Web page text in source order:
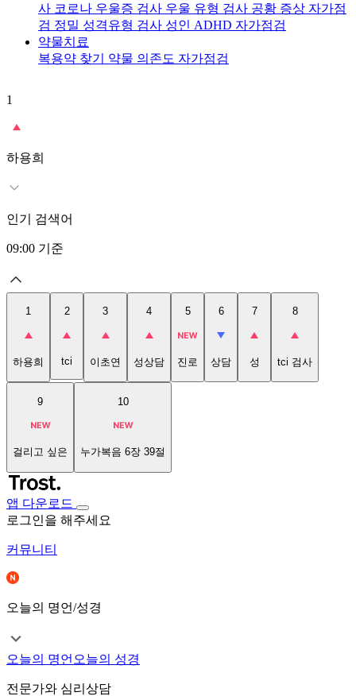
사 코로나 우울증 검사 우울 유형 검사 공황 증상 자가점
검 정밀 성격유형 검사 성인 ADHD 자가점검
약물치료
복용약 찾기 약물 의존도 자가점검
1
하용희
인기 검색어
09:00 기준
1
하용희
2
tci
3
이초연
4
성상담
5
진로
6
상담
7
성
8
tci 검사
9
걸리고 싶은
10
누가복음 6장 39절
앱 다운로드
로그인을 해주세요
커뮤니티
오늘의 명언/성경
오늘의 명언 오늘의 성경
전문가와 심리상담